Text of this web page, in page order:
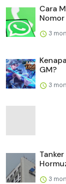
Cara
Nomor
3
GM?
3
3